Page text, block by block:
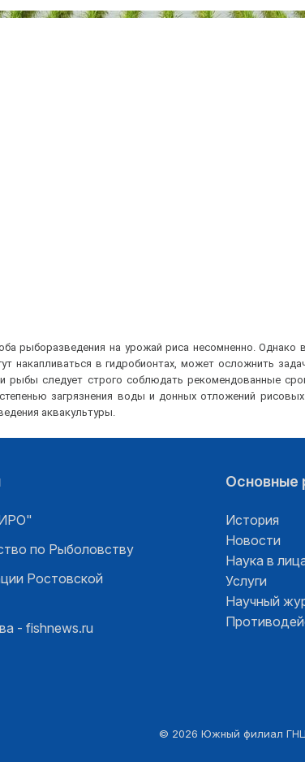
рыборазведения на урожай риса несомненно. Однако
накапливаться в гидробионтах, может осложнить
рыбы следует строго соблюдать рекомендованные
загрязнения воды и донных отложений
аквакультуры.
по Рыболовству
Ростовской
- fishnews.ru
Основные
История
Новости
Наука в
Услуги
Научный
© 2026 Южный филиал